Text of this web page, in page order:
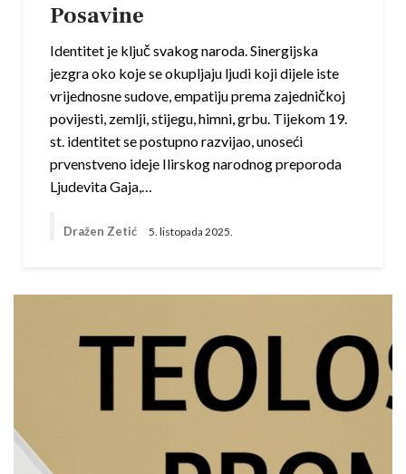
Posavine
Identitet je ključ svakog naroda. Sinergijska
jezgra oko koje se okupljaju ljudi koji dijele iste
vrijednosne sudove, empatiju prema zajedničkoj
povijesti, zemlji, stijegu, himni, grbu. Tijekom 19.
st. identitet se postupno razvijao, unoseći
prvenstveno ideje Ilirskog narodnog preporoda
Ljudevita Gaja,…
Dražen Zetić 5. listopada 2025.